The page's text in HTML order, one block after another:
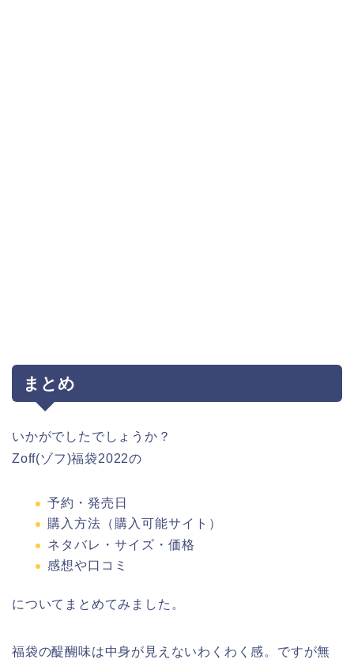
まとめ
いかがでしたでしょうか？
Zoff(ゾフ)福袋2022の
予約・発売日
購入方法（購入可能サイト）
ネタバレ・サイズ・価格
感想や口コミ
についてまとめてみました。
福袋の醍醐味は中身が見えないわくわく感。ですが無